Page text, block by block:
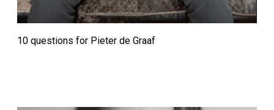
10 questions for Pieter de Graaf